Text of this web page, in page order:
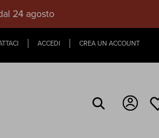
24 agosto
ACCEDI CREA UN ACCOUNT